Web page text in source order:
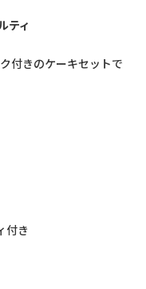
ティ
付きのケーキセットで
付き